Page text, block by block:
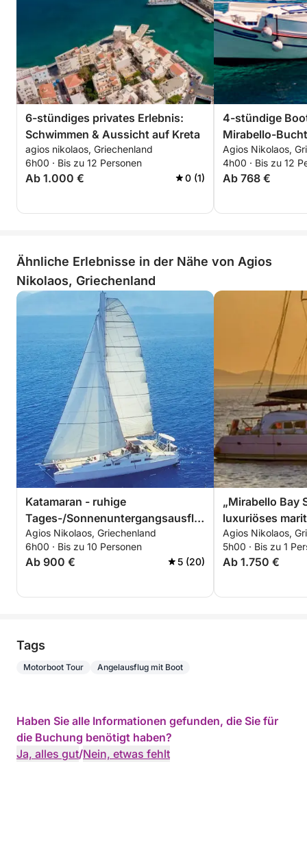
6-stündiges privates Erlebnis:
Schwimmen & Aussicht auf Kreta
agios nikolaos, Griechenland
6h00 · Bis zu 12 Personen
Ab 1.000 € 0 (1)
4-stündige
Mirabello-Bucht
Agios Nikolaos,
4h00 · Bis zu 12
Ab 768 €
Ähnliche Erlebnisse in der Nähe von Agios
Nikolaos, Griechenland
Katamaran - ruhige
Tages-/Sonnenuntergangsausflüge
zu einer versteckten blauen
Lagune.
Agios Nikolaos, Griechenland
6h00 · Bis zu 10 Personen
Ab 900 € 5 (20)
„Mirabello Bay
luxuriöses
Agios Nikolaos,
5h00 · Bis zu 1
Ab 1.750 €
Tags
Motorboot Tour Angelausflug mit Boot
Haben Sie alle Informationen gefunden, die Sie für
die Buchung benötigt haben?
Ja, alles gut/Nein, etwas fehlt